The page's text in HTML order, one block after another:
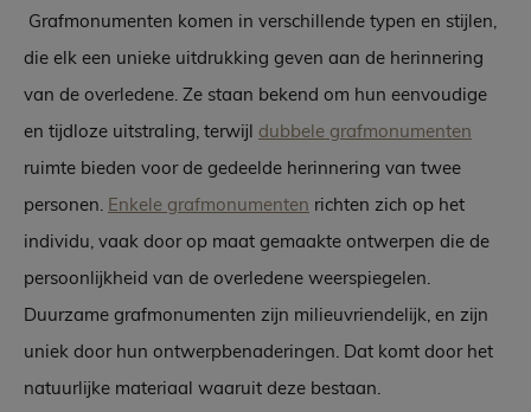
Grafmonumenten komen in verschillende typen en stijlen,
die elk een unieke uitdrukking geven aan de herinnering
van de overledene. Ze staan bekend om hun eenvoudige
en tijdloze uitstraling, terwijl dubbele grafmonumenten
ruimte bieden voor de gedeelde herinnering van twee
personen. Enkele grafmonumenten richten zich op het
individu, vaak door op maat gemaakte ontwerpen die de
persoonlijkheid van de overledene weerspiegelen.
Duurzame grafmonumenten zijn milieuvriendelijk, en zijn
uniek door hun ontwerpbenaderingen. Dat komt door het
natuurlijke materiaal waaruit deze bestaan.